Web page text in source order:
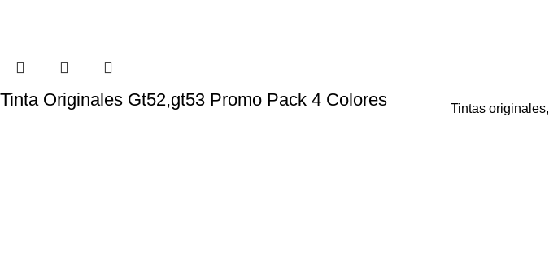
Tinta Originales Gt52,gt53 Promo Pack 4 Colores Tintas originales,